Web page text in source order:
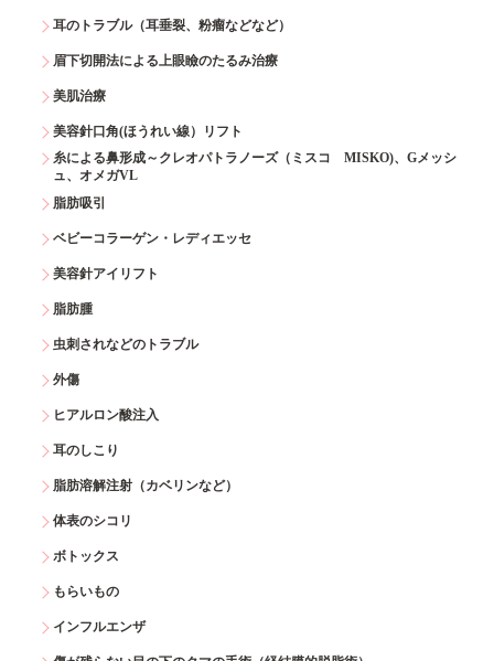
耳のトラブル（耳垂裂、粉瘤などなど）
眉下切開法による上眼瞼のたるみ治療
美肌治療
美容針口角(ほうれい線）リフト
糸による鼻形成～クレオパトラノーズ（ミスコ MISKO)、Gメッシ
ュ、オメガVL
脂肪吸引
ベビーコラーゲン・レディエッセ
美容針アイリフト
脂肪腫
虫刺されなどのトラブル
外傷
ヒアルロン酸注入
耳のしこり
脂肪溶解注射（カベリンなど）
体表のシコリ
ボトックス
もらいもの
インフルエンザ